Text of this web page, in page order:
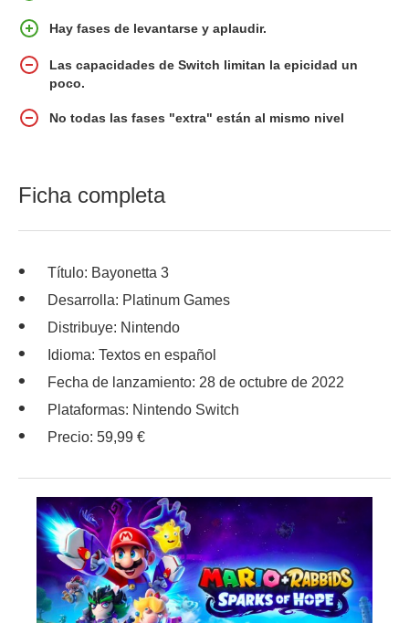
Hay fases de levantarse y aplaudir.
Las capacidades de Switch limitan la epicidad un
poco.
No todas las fases "extra" están al mismo nivel
Ficha completa
Título: Bayonetta 3
Desarrolla: Platinum Games
Distribuye: Nintendo
Idioma: Textos en español
Fecha de lanzamiento: 28 de octubre de 2022
Plataformas: Nintendo Switch
Precio: 59,99 €